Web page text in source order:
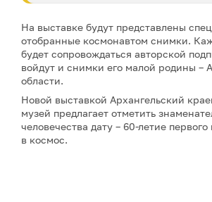
На выставке будут представлены
отобранные космонавтом снимки.
будет сопровождаться авторской
войдут и снимки его малой родины –
области.
Новой выставкой Архангельский
музей предлагает отметить
человечества дату – 60-летие первого
в космос.